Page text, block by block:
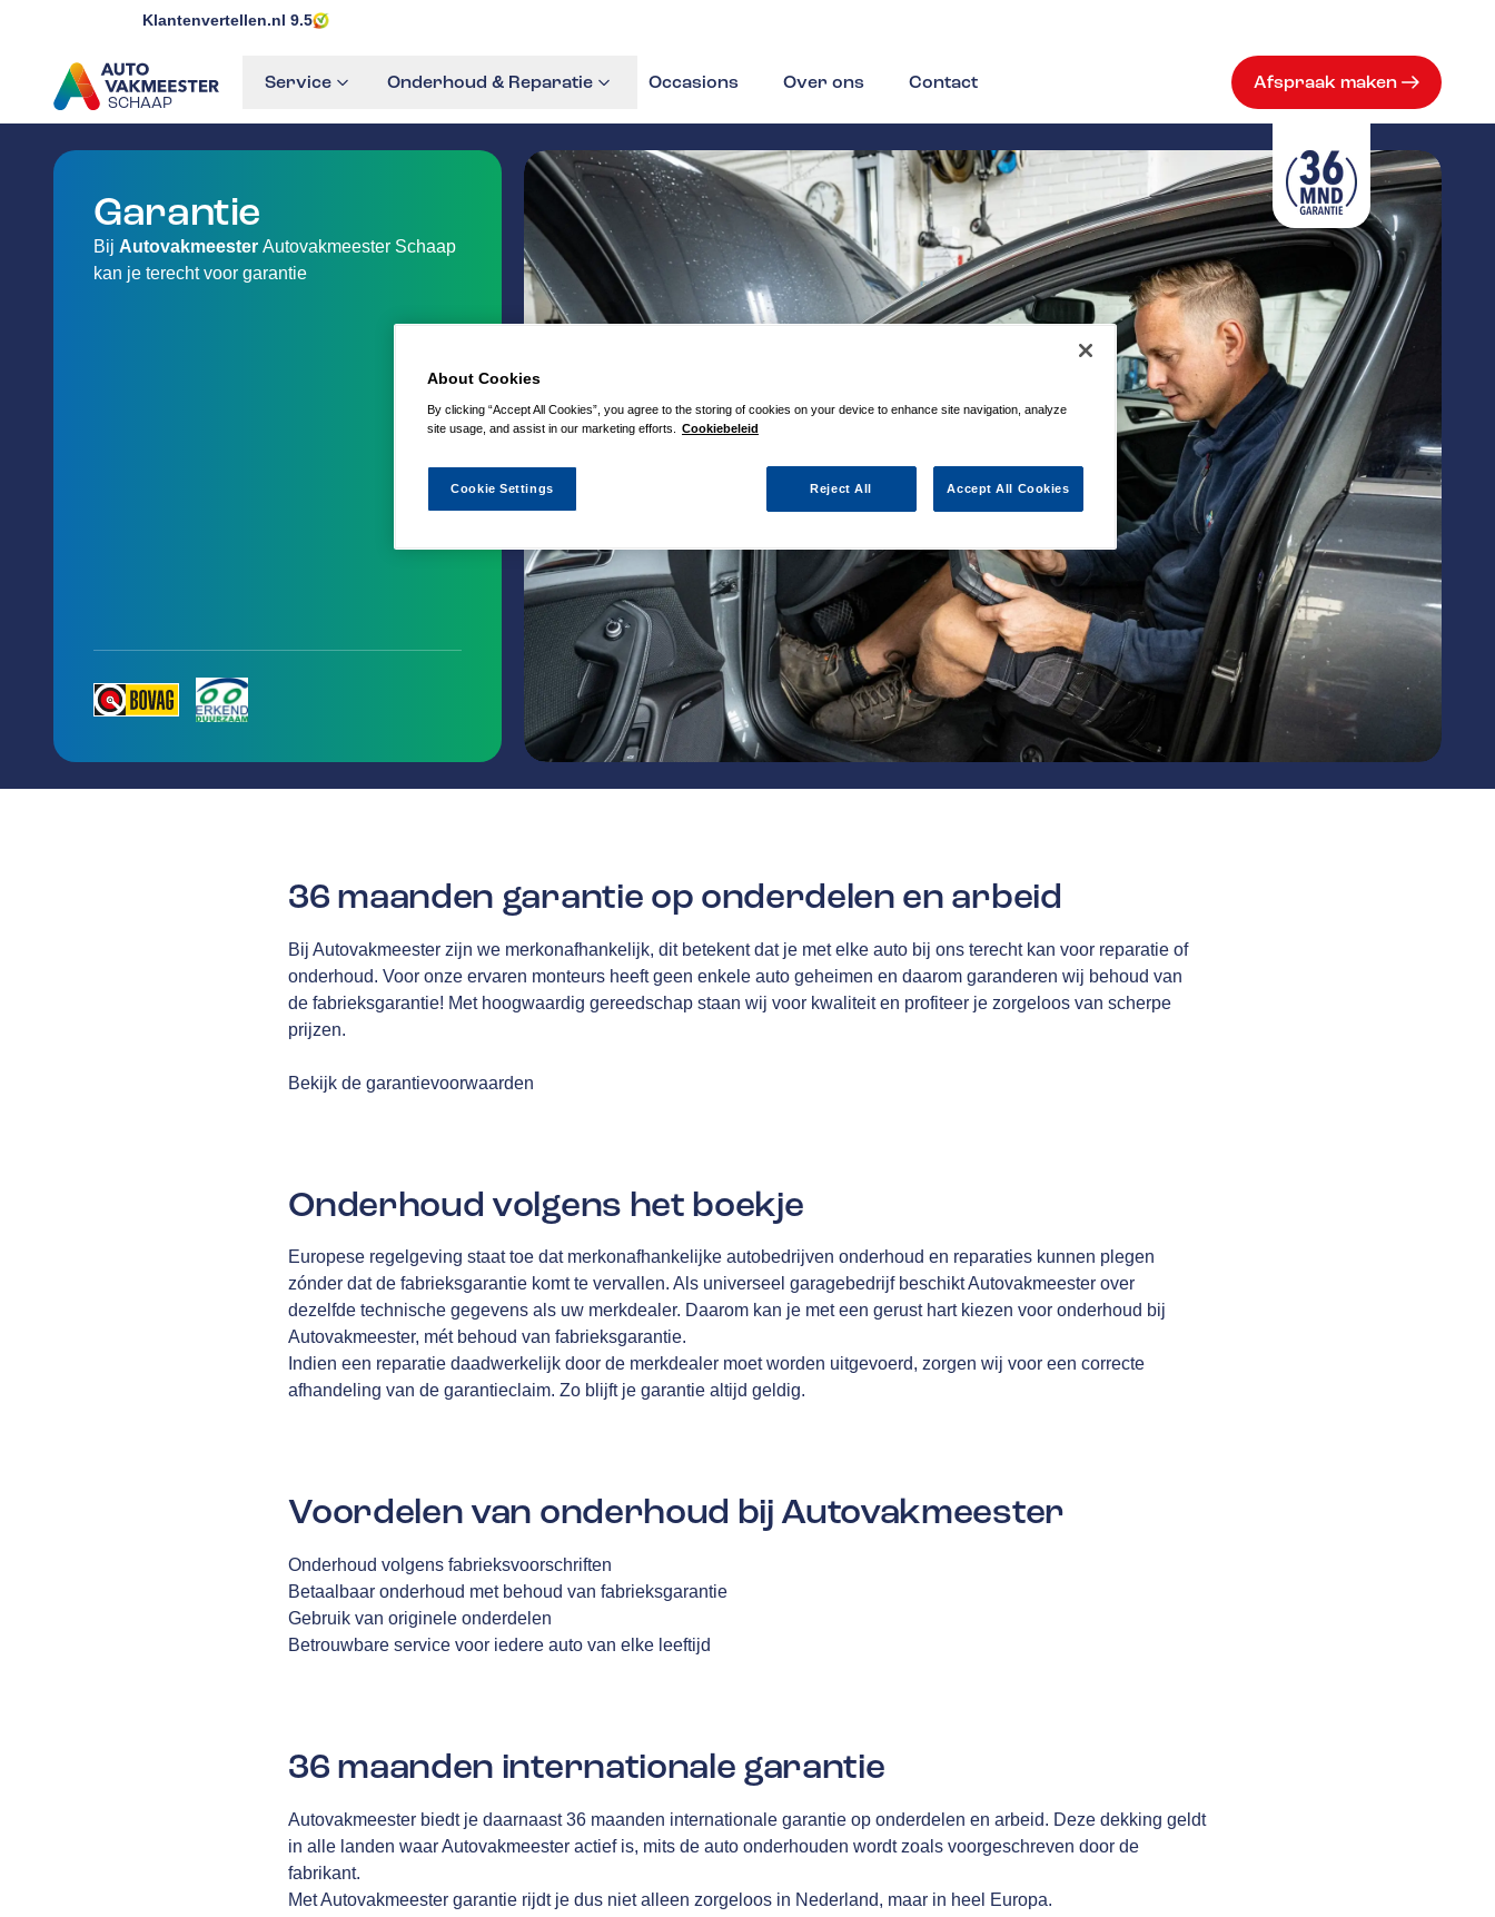
Klantenvertellen.nl 9.5
SCHAAP
GA NAAR DE HOMEPAGINA
Service Onderhoud & Reparatie Occasions Over ons Contact Afspraak maken
Garantie
Bij Autovakmeester Autovakmeester Schaap
kan je terecht voor garantie
36 maanden garantie op onderdelen en arbeid
Bij Autovakmeester zijn we merkonafhankelijk, dit betekent dat je met elke auto bij ons terecht kan voor reparatie of
onderhoud. Voor onze ervaren monteurs heeft geen enkele auto geheimen en daarom garanderen wij behoud van
de fabrieksgarantie! Met hoogwaardig gereedschap staan wij voor kwaliteit en profiteer je zorgeloos van scherpe
prijzen.
Bekijk de garantievoorwaarden
Onderhoud volgens het boekje
Europese regelgeving staat toe dat merkonafhankelijke autobedrijven onderhoud en reparaties kunnen plegen
zónder dat de fabrieksgarantie komt te vervallen. Als universeel garagebedrijf beschikt Autovakmeester over
dezelfde technische gegevens als uw merkdealer. Daarom kan je met een gerust hart kiezen voor onderhoud bij
Autovakmeester, mét behoud van fabrieksgarantie.
Indien een reparatie daadwerkelijk door de merkdealer moet worden uitgevoerd, zorgen wij voor een correcte
afhandeling van de garantieclaim. Zo blijft je garantie altijd geldig.
Voordelen van onderhoud bij Autovakmeester
Onderhoud volgens fabrieksvoorschriften
Betaalbaar onderhoud met behoud van fabrieksgarantie
Gebruik van originele onderdelen
Betrouwbare service voor iedere auto van elke leeftijd
36 maanden internationale garantie
Autovakmeester biedt je daarnaast 36 maanden internationale garantie op onderdelen en arbeid. Deze dekking geldt
in alle landen waar Autovakmeester actief is, mits de auto onderhouden wordt zoals voorgeschreven door de
fabrikant.
Met Autovakmeester garantie rijdt je dus niet alleen zorgeloos in Nederland, maar in heel Europa.
About Cookies
By clicking “Accept All Cookies”, you agree to the storing of cookies on your device to enhance site navigation, analyze
site usage, and assist in our marketing efforts.
Cookiebeleid
Reject All Accept All Cookies
Cookie Settings